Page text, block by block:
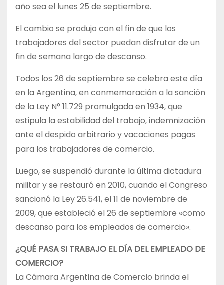
año sea el lunes 25 de septiembre.
El cambio se produjo con el fin de que los
trabajadores del sector puedan disfrutar de un
fin de semana largo de descanso.
Todos los 26 de septiembre se celebra este día
en la Argentina, en conmemoración a la sanción
de la Ley N° 11.729 promulgada en 1934, que
estipula la estabilidad del trabajo, indemnización
ante el despido arbitrario y vacaciones pagas
para los trabajadores de comercio.
Luego, se suspendió durante la última dictadura
militar y se restauró en 2010, cuando el Congreso
sancionó la Ley 26.541, el 11 de noviembre de
2009, que estableció el 26 de septiembre «como
descanso para los empleados de comercio».
¿QUÉ PASA SI TRABAJO EL DÍA DEL EMPLEADO DE
COMERCIO?
La Cámara Argentina de Comercio brinda el